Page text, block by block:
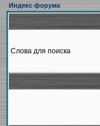
Индекс форума
Слова для поиска